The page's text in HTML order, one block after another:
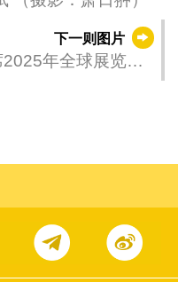
下一则图片
年全球展览日